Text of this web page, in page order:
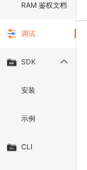
RAM 鉴权文档
调试
SDK
安装
示例
CLI